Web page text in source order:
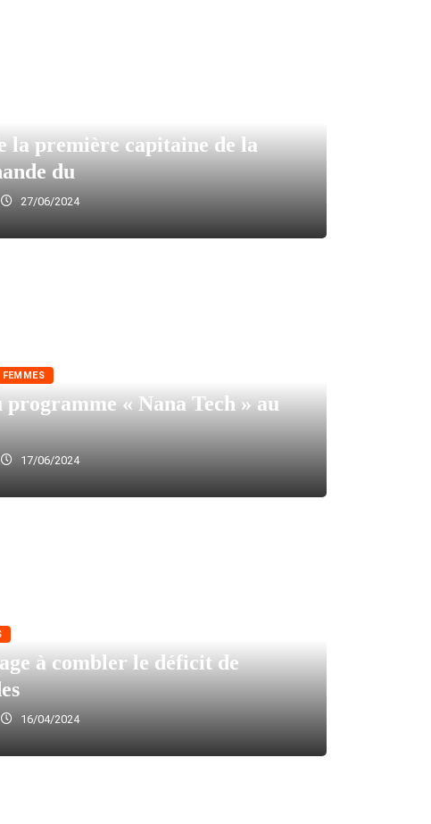
la première capitaine de la
du
27/06/2024
FEMMES
« Nana Tech » au
17/06/2024
à combler le déficit de
16/04/2024